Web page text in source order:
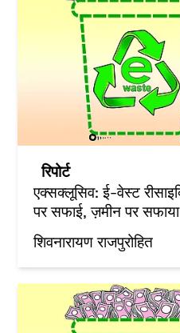
रिपोर्ट
एक्सक्लूसिव: ई-वेस्ट
पर सफाई, ज़मीन पर सफाया
शिवनारायण राजपुरोहित